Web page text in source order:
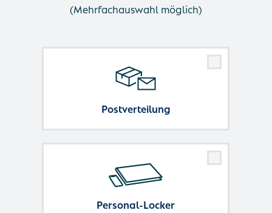
(Mehrfachauswahl möglich)
Postverteilung
Personal-Locker